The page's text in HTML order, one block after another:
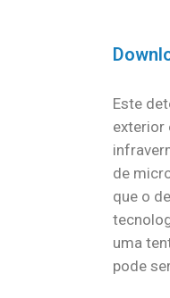
Este
exterior
de
que o
uma
pode